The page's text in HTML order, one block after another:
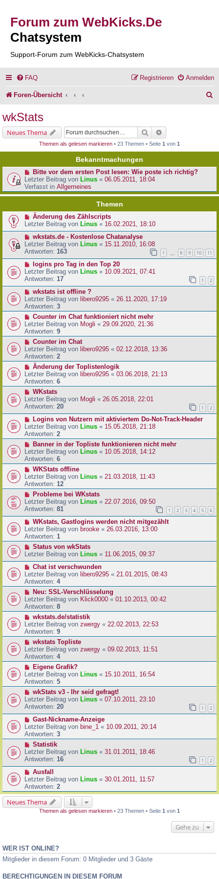
Forum zum WebKicks.De
Chatsystem
Support-Forum zum WebKicks-Chatsystem
FAQ Anmelden
Registrieren
Foren-Übersicht
e
wkStats
Neues Thema Suche
Themen als gelesen markieren • 23 Themen • Seite 1 von 1
Bekanntmachungen
Bitte vor dem ersten Post lesen: Wie poste ich richtig?
Letzter Beitrag von Linus « 06.05.2011, 18:04
Verfasst in Allgemeines
Themen
Änderung des Zählscripts
Letzter Beitrag von Linus « 16.02.2021, 18:10
wkstats.de - Kostenlose Chatanalyse
Letzter Beitrag von Linus « 15.11.2010, 16:08
Antworten: 163 1 8 9 10 11
logins pro Tag in den Top 20
Letzter Beitrag von Linus « 10.09.2021, 07:41
Antworten: 17 1 2
wkstats ist offline ?
Letzter Beitrag von libero9295 « 26.11.2020, 17:19
Antworten: 3
Counter im Chat funktioniert nicht mehr
Letzter Beitrag von Mogli « 29.09.2020, 21:36
Antworten: 9
Counter im Chat
Letzter Beitrag von libero9295 « 02.12.2018, 13:36
Antworten: 2
Änderung der Toplistenlogik
Letzter Beitrag von libero9295 « 03.06.2018, 21:13
Antworten: 6
WKstats
Letzter Beitrag von Mogli « 26.05.2018, 22:01
Antworten: 20 1 2
Logins von Nutzern mit aktiviertem Do-Not-Track-Header
Letzter Beitrag von Linus « 15.05.2018, 21:18
Antworten: 2
Banner in der Topliste funktionieren nicht mehr
Letzter Beitrag von Linus « 10.05.2018, 14:12
Antworten: 6
WKStats offline
Letzter Beitrag von Linus « 21.03.2018, 11:43
Antworten: 12
Probleme bei WKstats
Letzter Beitrag von Linus « 22.07.2016, 09:50
Antworten: 81 1 2 3 4 5 6
WKstats, Gastlogins werden nicht mitgezählt
Letzter Beitrag von brooke « 26.03.2016, 13:00
Antworten: 1
Status von wkStats
Letzter Beitrag von Linus « 11.06.2015, 09:37
Chat ist verschwunden
Letzter Beitrag von libero9295 « 21.01.2015, 08:43
Antworten: 4
Neu: SSL-Verschlüsselung
Letzter Beitrag von Klick0000 « 01.10.2013, 00:42
Antworten: 8
wkstats.de/statistik
Letzter Beitrag von zwergy « 22.02.2013, 22:53
Antworten: 9
wkstats Topliste
Letzter Beitrag von zwergy « 09.02.2013, 11:51
Antworten: 4
Eigene Grafik?
Letzter Beitrag von Linus « 15.10.2011, 16:54
Antworten: 5
wkStats v3 - Ihr seid gefragt!
Letzter Beitrag von Linus « 07.10.2011, 23:10
Antworten: 20 1 2
Gast-Nickname-Anzeige
Letzter Beitrag von bine_1 « 10.09.2011, 20:14
Antworten: 3
Statistik
Letzter Beitrag von Linus « 31.01.2011, 18:46
Antworten: 16 1 2
Ausfall
Letzter Beitrag von Linus « 30.01.2011, 11:57
Antworten: 2
Neues Thema
Themen als gelesen markieren • 23 Themen • Seite 1 von 1
Gehe zu
WER IST ONLINE?
Mitglieder in diesem Forum: 0 Mitglieder und 3 Gäste
BERECHTIGUNGEN IN DIESEM FORUM